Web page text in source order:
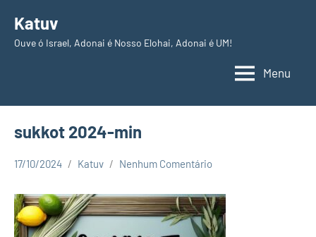
paraKatuv
Ouve ó Israel, Adonai é Nosso Elohai, Adonai é UM!
Menu
sukkot 2024-min
17/10/2024 Katuv Nenhum Comentário